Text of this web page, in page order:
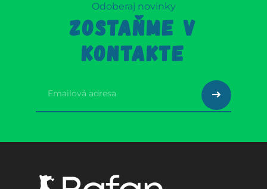
Odoberaj novinky
ZOSTAŇME V
KONTAKTE